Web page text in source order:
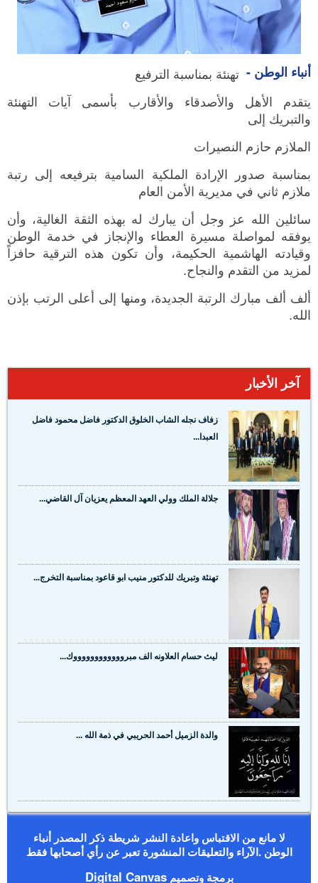
أنباء الوطن - تهنئة بمناسبة الترفيع
يتقدم الأهل والأصدقاء والأقارب بأسمى آيات التهنئة
والتبريك إلى
الملازم حازم النصيرات
بمناسبة صدور الإرادة الملكية السامية بترفيعه إلى رتبة
ملازم ثاني في مديرية الأمن العام
سائلين الله عز وجل أن يبارك له بهذه الثقة الغالية، وأن
يوفقه لمواصلة مسيرة العطاء والإنجاز في خدمة الوطن
وقيادته الهاشمية الحكيمة، وأن تكون هذه الترقية حافزاً
لمزيد من التقدم والنجاح.
ألف ألف مبارك الرتبة الجديدة، ومنها إلى أعلى الرتب بإذن
الله.
آخر الأخبار
زفاف نجله الشاب الخلوق الدكتور فاضل محمود فاضل
العبدا...
جلالة الملك وولي العهد المعظم يعزيان آل القاضي...
تهنئة وتبريك للدكتور منيب ابو قاعود بمناسبة التخرج...
ليث حسام العلاونه الف مبرووووووووووووك...
والدة الزميل أحمد الحريبي في ذمة الله ...
لا مانع من الاقتباس واعادة النشر شريطة ذكر المصدر أنباء
الوطن .الآراء والتعليقات المنشورة تعبر عن رأي أصحابها فقط
برمجة وتصميمDigital Canvas